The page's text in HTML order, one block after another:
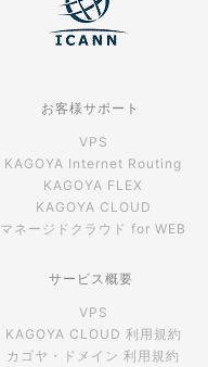
お客様サポート
VPS
KAGOYA Internet Routing
KAGOYA FLEX
KAGOYA CLOUD
マネージドクラウド for WEB
サービス概要
VPS
KAGOYA CLOUD 利用規約
カゴヤ・ドメイン 利用規約